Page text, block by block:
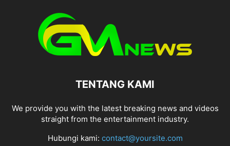
TENTANG KAMI
We provide you with the latest breaking news and videos
straight from the entertainment industry.
Hubungi kami: contact@yoursite.com